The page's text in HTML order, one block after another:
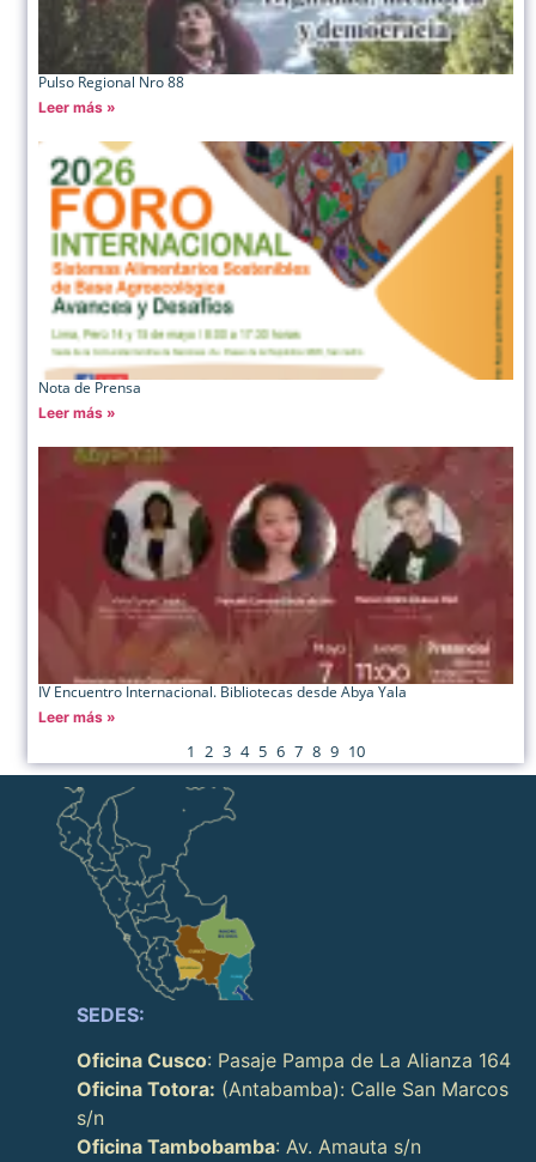
Pulso Regional Nro 88
Leer más »
Nota de Prensa
Leer más »
IV Encuentro Internacional. Bibliotecas desde Abya Yala
Leer más »
1 2 3 4 5 6 7 8 9 10
SEDES:
Oficina Cusco: Pasaje Pampa de La Alianza 164
Oficina Totora: (Antabamba): Calle San Marcos
s/n
Oficina Tambobamba: Av. Amauta s/n